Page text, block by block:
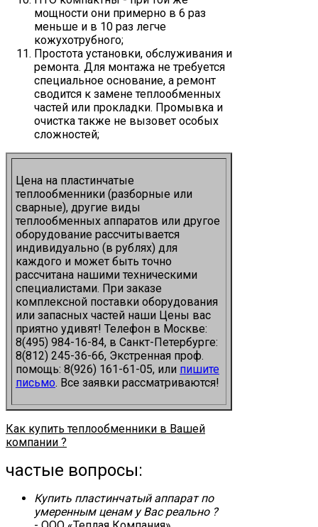
мощности они примерно в 6 раз
меньше и в 10 раз легче
кожухотрубного;
Простота установки, обслуживания и
ремонта. Для монтажа не требуется
специальное основание, а ремонт
сводится к замене теплообменных
частей или прокладки. Промывка и
очистка также не вызовет особых
сложностей;
Цена на пластинчатые
теплообменники (разборные или
сварные), другие виды
теплообменных аппаратов или другое
оборудование рассчитывается
индивидуально (в рублях) для
каждого и может быть точно
рассчитана нашими техническими
специалистами. При заказе
комплексной поставки оборудования
или запасных частей наши Цены вас
приятно удивят! Телефон в Москве:
8(495) 984-16-84, в Санкт-Петербурге:
8(812) 245-36-66, Экстренная проф.
помощь: 8(926) 161-61-05, или пишите
письмо. Все заявки рассматриваются!
Как купить теплообменники в Вашей
компании ?
частые вопросы:
Купить пластинчатый аппарат по
умеренным ценам у Вас реально ?